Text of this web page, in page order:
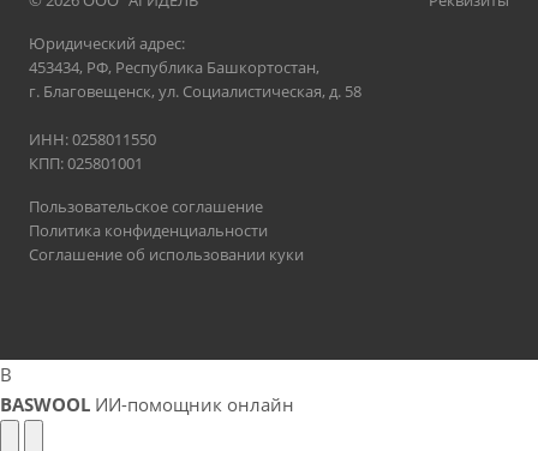
Юридический адрес:
453434, РФ, Республика Башкортостан,
г. Благовещенск, ул. Социалистическая, д. 58
ИНН: 0258011550
КПП: 025801001
Пользовательское соглашение
Политика конфиденциальности
Соглашение об использовании куки
B
BASWOOL ИИ-помощник онлайн